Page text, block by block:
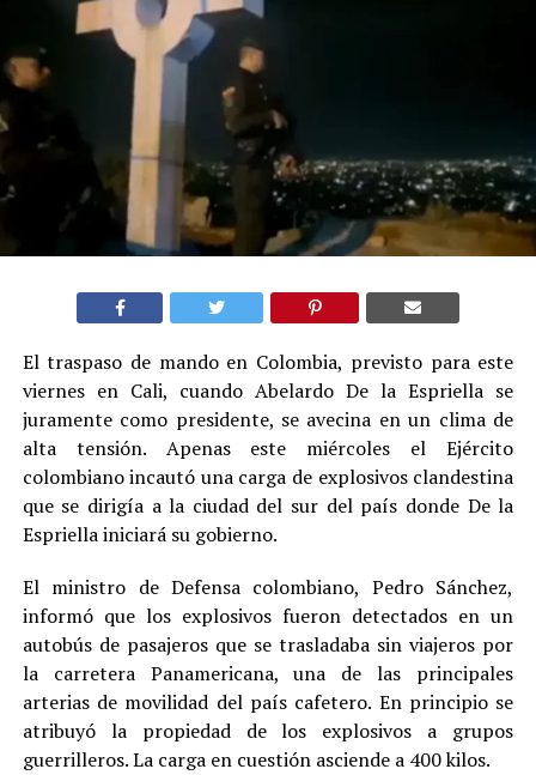
El traspaso de mando en Colombia, previsto para este
viernes en Cali, cuando Abelardo De la Espriella se
juramente como presidente, se avecina en un clima de
alta tensión. Apenas este miércoles el Ejército
colombiano incautó una carga de explosivos clandestina
que se dirigía a la ciudad del sur del país donde De la
Espriella iniciará su gobierno.
El ministro de Defensa colombiano, Pedro Sánchez,
informó que los explosivos fueron detectados en un
autobús de pasajeros que se trasladaba sin viajeros por
la carretera Panamericana, una de las principales
arterias de movilidad del país cafetero. En principio se
atribuyó la propiedad de los explosivos a grupos
guerrilleros. La carga en cuestión asciende a 400 kilos.